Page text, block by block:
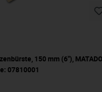
150 mm (6"),
07810001